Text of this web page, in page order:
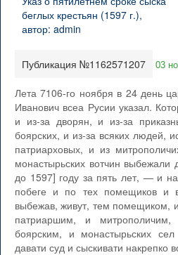
Публикация №1162571207 03
Лета 7106-го ноября в 24 день
Иванович всеа Русии указал.
и из-за дворян, и из-за
боярских, и из-за всяких людей,
патриарховых, и из
монастырьских вотчин
до 1597] году за пять лет, — и
побеге и по тех помещиков и
выбежав, живут, тем помещиком,
патриаршим, и
боярским, и монастырьских
давати суд и сыскивати накрепко